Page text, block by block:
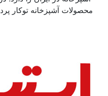
محصولات آشپزخانه توکار